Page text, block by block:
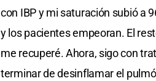
con IBP y mi saturación subió a
y los pacientes empeoran. El
me recuperé. Ahora, sigo con
terminar de desinflamar el